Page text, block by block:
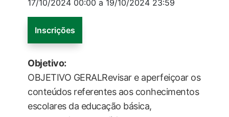
17/10/2024 00:00 a 19/10/2024 23:59
Inscrições
Objetivo:
OBJETIVO GERALRevisar e aperfeiçoar os
conteúdos referentes aos conhecimentos
escolares da educação básica,